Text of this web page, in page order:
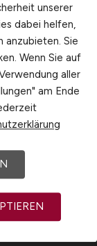
unserer
dabei helfen,
anzubieten. Sie
Wenn Sie auf
aller
am Ende